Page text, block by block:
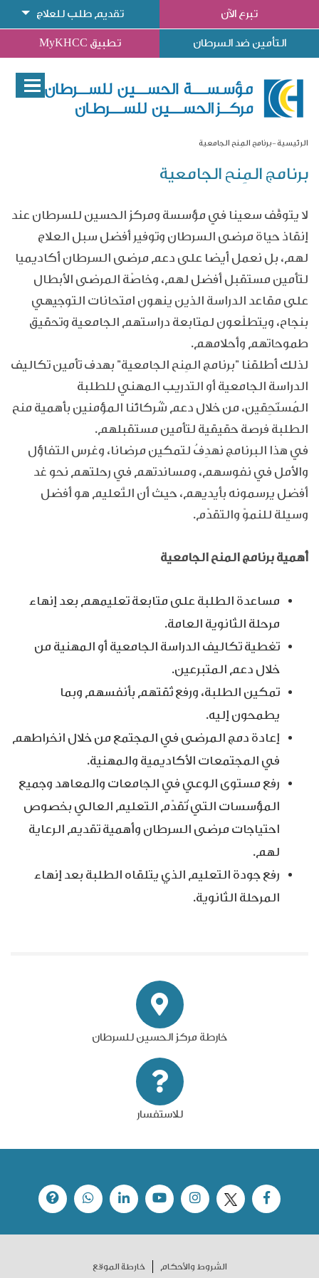
تبرع الآن تقديم طلب للعلاج
التأمين ضد السرطان تطبيق MyKHCC
الرئيسية برنامج المِنح الجامعية
برنامج المِنح الجامعية
لا يتوقّف سعينا في مؤسسة ومركز الحسين للسرطان عند
إنقاذ حياة مرضى السرطان وتوفير أفضل سبل العلاج
لهم، بل نعمل أيضا على دعم مرضى السرطان أكاديميا
لتأمين مستقبل أفضل لهم، وخاصّة المرضى الأبطال
على مقاعد الدراسة الذين ينهون امتحانات التوجيهي
بنجاح، ويتطلّعون لمتابعة دراستهم الجامعية وتحقيق
طموحاتهم وأحلامهم.
لذلك أطلقنا "برنامج المِنح الجامعية" بهدف تأمين تكاليف
الدراسة الجامعية أو التدريب المهني للطلبة
المُستَحِقين، من خلال دعم شُركائنا المؤمنين بأهمية منح
الطلبة فرصة حقيقية لتأمين مستقبلهم.
في هذا البرنامج نهدِفُ لتمكين مرضانا، وغرس التفاؤل
والأمل في نفوسهم، ومساندتهم في رحلتهم نحو غد
أفضل يرسمونه بأيديهم، حيث أن التّعليم هو أفضل
وسيلة للنموّ والتقدّم.
أهمية برنامج المنح الجامعية
مساعدة الطلبة على متابعة تعليمهم بعد إنهاء
مرحلة الثانوية العامة.
تغطية تكاليف الدراسة الجامعية أو المهنية من
خلال دعم المتبرعين.
تمكين الطلبة، ورفع ثقتهم بأنفسهم وبما
يطمحون إليه.
إعادة دمج المرضى في المجتمع من خلال انخراطهم
في المجتمعات الأكاديمية والمهنية.
رفع مستوى الوعي في الجامعات والمعاهد وجميع
المؤسسات التي تُقدّم التعليم العالي بخصوص
احتياجات مرضى السرطان وأهمية تقديم الرعاية
لهم.
رفع جودة التعليم الذي يتلقاه الطلبة بعد إنهاء
المرحلة الثانوية.
خارطة مركز الحسين للسرطان
للاستفسار
الشروط والأحكام خارطة الموقع